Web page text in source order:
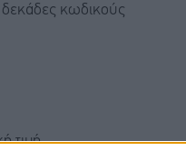
δεκάδες κωδικούς
τιμή